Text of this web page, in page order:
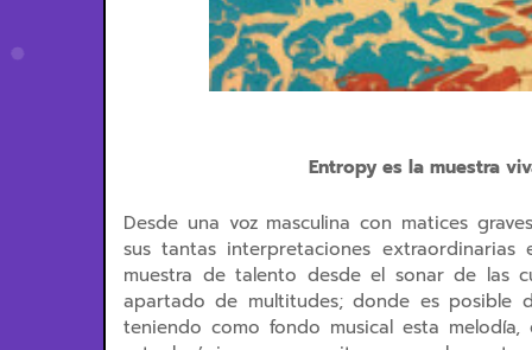
Entropy es la muestra
Desde una voz masculina con matices
sus tantas interpretaciones
muestra de talento desde el sonar de las
apartado de multitudes; donde es posible
teniendo como fondo musical esta